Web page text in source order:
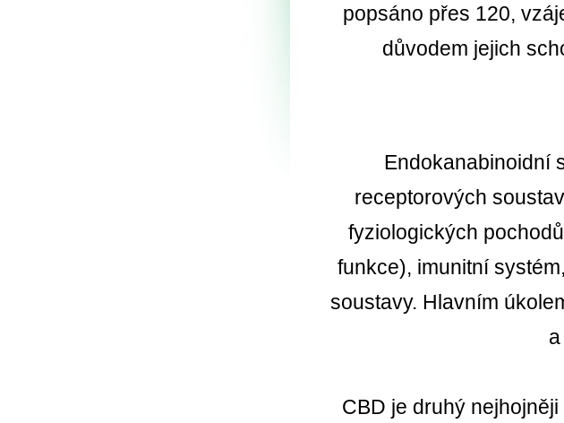
popsáno přes 120,
důvodem jejich
Endokanabinoidní
receptorových
fyziologických
funkce), imunitní
soustavy. Hlavním
CBD je druhý